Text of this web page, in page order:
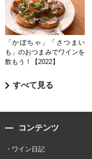
「かぼちゃ」「さつまい
も」のおつまみでワインを
飲もう！【2022】
すべて見る
コンテンツ
ワイン日記